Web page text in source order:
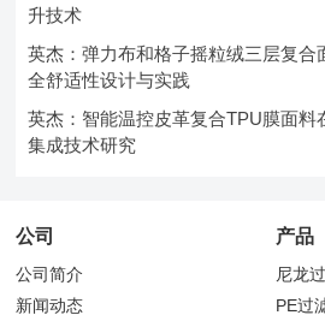
升技术
英杰：弹力布和格子摇粒绒三层复合
全舒适性设计与实践
英杰：智能温控皮革复合TPU膜面料
集成技术研究
公司
公司简介
新闻动态
产品
尼龙
PE过